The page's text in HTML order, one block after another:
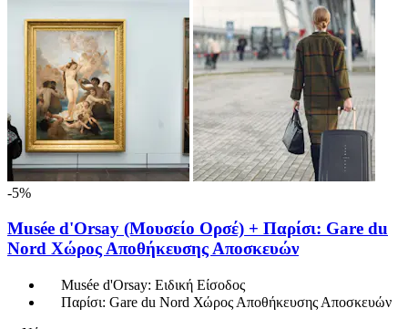
-5%
Musée d'Orsay (Moυσείο Ορσέ) + Παρίσι: Gare du
Nord Χώρος Αποθήκευσης Αποσκευών
Musée d'Orsay: Eιδική Είσοδος
Παρίσι: Gare du Nord Χώρος Αποθήκευσης Αποσκευών